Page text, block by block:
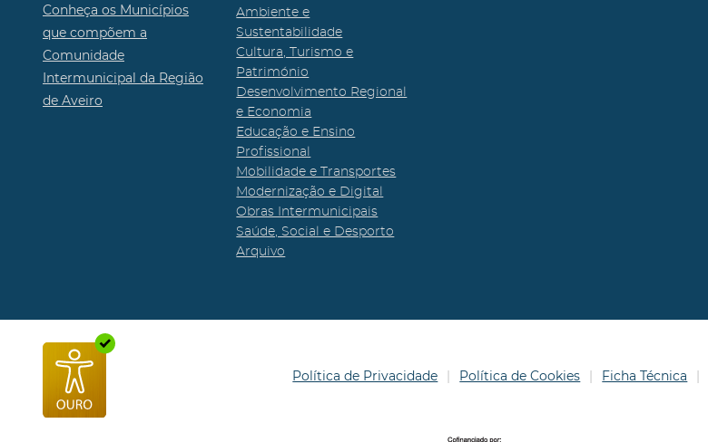
Conheça os Municípios
que compõem a
Comunidade
Intermunicipal da Região
de Aveiro
Ambiente e
Sustentabilidade
Cultura, Turismo e
Património
Desenvolvimento Regional
e Economia
Educação e Ensino
Profissional
Mobilidade e Transportes
Modernização e Digital
Obras Intermunicipais
Saúde, Social e Desporto
Arquivo
Política de Privacidade Política de Cookies Ficha Técnica